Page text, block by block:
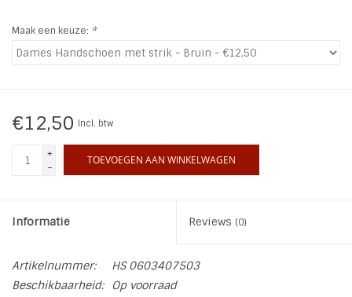
Maak een keuze: *
€12,50 Incl. btw
+
-
TOEVOEGEN AAN WINKELWAGEN
Informatie Reviews (0)
Artikelnummer:
HS 0603407503
Beschikbaarheid:
Op voorraad